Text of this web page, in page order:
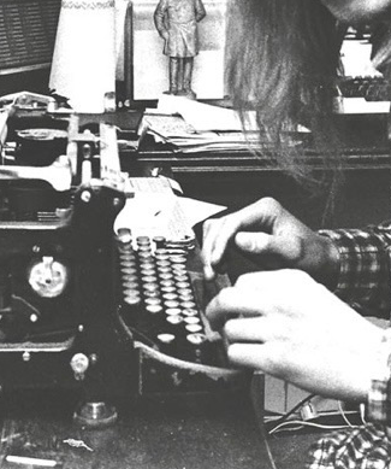
Mit „Böll kam nicht
eschen 4 verlag
Erzählungen, der
den 18-Jährigen im
einem Mentor sucht.
Die Geschichte
Gedichte und
Naivität, Hoffnung
eigen ist. Er hofft
des Sehens und
Was kommt, ist
Nobelpreisträger,
sein mag und als